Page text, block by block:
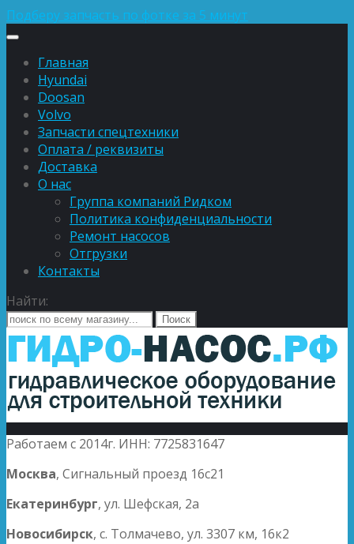
Подберу запчасть по фотке за 5 минут
Главная
Hyundai
Doosan
Volvo
Запчасти спецтехники
Оплата / реквизиты
Доставка
О нас
Группа компаний Ридком
Политика конфиденциальности
Ремонт насосов
Отгрузки
Контакты
Найти:
Работаем с 2014г. ИНН: 7725831647
Москва, Сигнальный проезд 16с21
Екатеринбург, ул. Шефская, 2а
Новосибирск, с. Толмачево, ул. 3307 км, 16к2